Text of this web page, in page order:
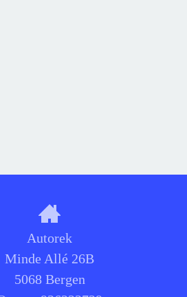
Autorek
Minde Allé 26B
5068 Bergen